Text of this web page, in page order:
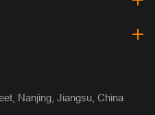
Nanjing, Jiangsu, China